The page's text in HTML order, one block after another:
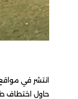
في مواقع التواصل
اختطاف طفل من